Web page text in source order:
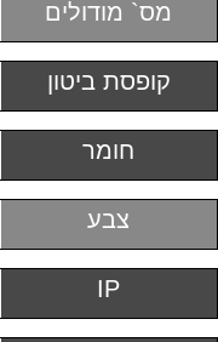
מס` מודולים
קופסת ביטון
חומר
צבע
IP